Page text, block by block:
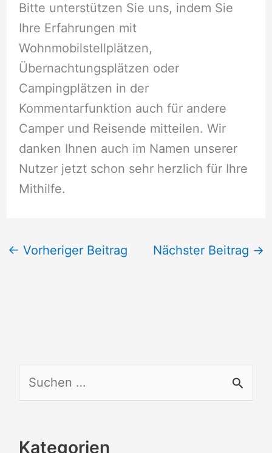
Bitte unterstützen Sie uns, indem Sie
Ihre Erfahrungen mit
Wohnmobilstellplätzen,
Übernachtungsplätzen oder
Campingplätzen in der
Kommentarfunktion auch für andere
Camper und Reisende mitteilen. Wir
danken Ihnen auch im Namen unserer
Nutzer jetzt schon sehr herzlich für Ihre
Mithilfe.
← Vorheriger Beitrag Nächster Beitrag →
u
h
Kategorien